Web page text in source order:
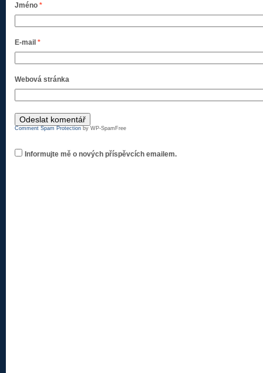
Jméno *
E-mail *
Webová stránka
Comment Spam Protection by WP-SpamFree
Informujte mě o nových příspěvcích emailem.